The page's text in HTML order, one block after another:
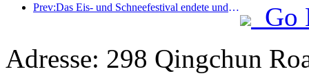
Prev:Das Eis- und Schneefestival endete und das Yun Hotel nahm 2025 die erste Welle des „Reichtums“ mit nach Hause
Go
Adresse: 298 Qingchun